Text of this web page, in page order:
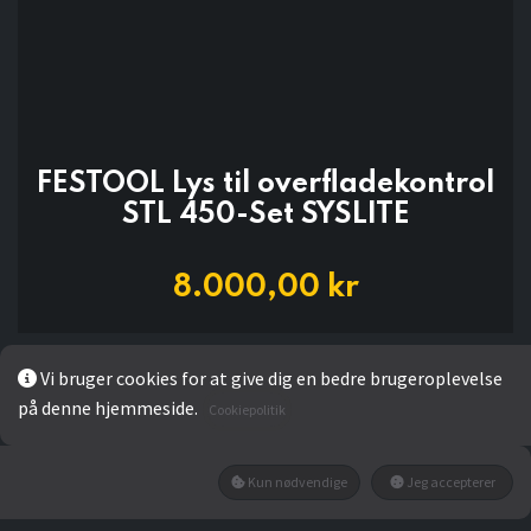
FESTOOL Lys til overfladekontrol
STL 450-Set SYSLITE
8.000,00 kr
Add to wishlist
Få besked når den tilbage på lager
Vi bruger cookies for at give dig en bedre brugeroplevelse
på denne hjemmeside.
Cookiepolitik
Kun nødvendige Jeg accepterer